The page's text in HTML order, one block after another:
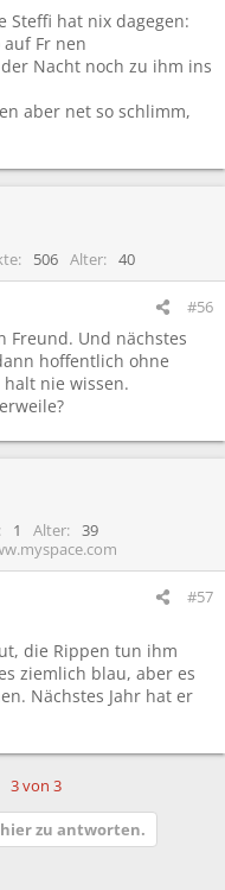
Steffi hat nix dagegen:
Fr nen
Nacht noch zu ihm ins
aber net so schlimm,
506 Alter 40
#56
Freund. Und nächstes
hoffentlich ohne
nie wissen.
1 Alter
39
#57
die Rippen tun ihm
ziemlich blau, aber es
Nächstes Jahr hat er
3 von 3
zu antworten.